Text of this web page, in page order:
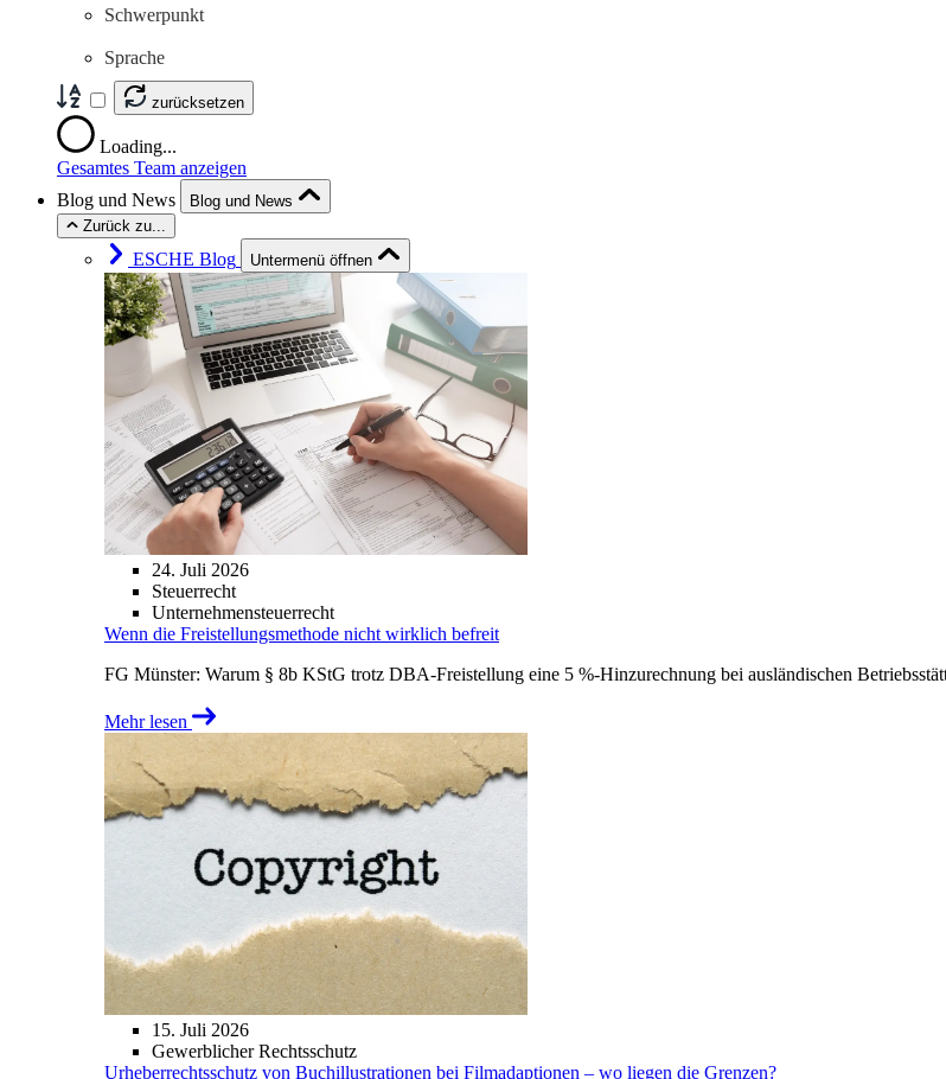
Schwerpunkt
Sprache
zurücksetzen
Loading...
Gesamtes Team anzeigen
Blog und News
Blog und News
Zurück zu...
ESCHE Blog Untermenü öffnen
24. Juli 2026
Steuerrecht
Unternehmensteuerrecht
Wenn die Freistellungsmethode nicht wirklich befreit
FG Münster: Warum § 8b KStG trotz DBA-Freistellung eine 5 %-Hinzurechnung bei ausländischen
Mehr lesen
15. Juli 2026
Gewerblicher Rechtsschutz
Urheberrechtsschutz von Buchillustrationen bei Filmadaptionen – wo liegen die Grenzen?